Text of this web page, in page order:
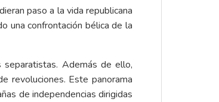
paso a la vida republicana
una confrontación bélica de la
Además de ello,
revoluciones. Este panorama
de independencias dirigidas